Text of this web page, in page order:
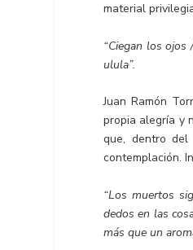
material
“Ciegan los
ulula”.
Juan Ramón
propia alegría y
que, dentro
contemplación.
“Los muertos
dedos en las
más que un